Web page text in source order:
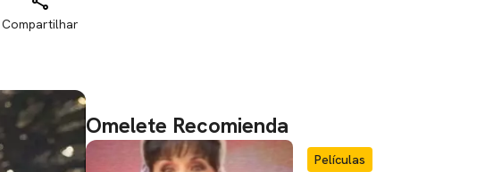
Compartilhar
Omelete Recomienda
Películas